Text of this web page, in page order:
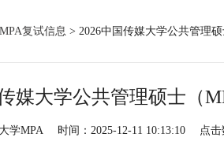
MPA复试信息 > 2026中国传媒大学公共管理
传媒大学公共管理硕士（
学MPA 时间：2025-12-11 10:13:10 点击